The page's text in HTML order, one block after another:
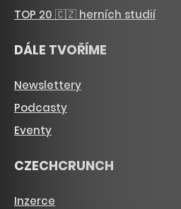
TOP 20 🇨🇿 herních studií
DÁLE TVOŘÍME
Newslettery
Podcasty
Eventy
CZECHCRUNCH
Inzerce